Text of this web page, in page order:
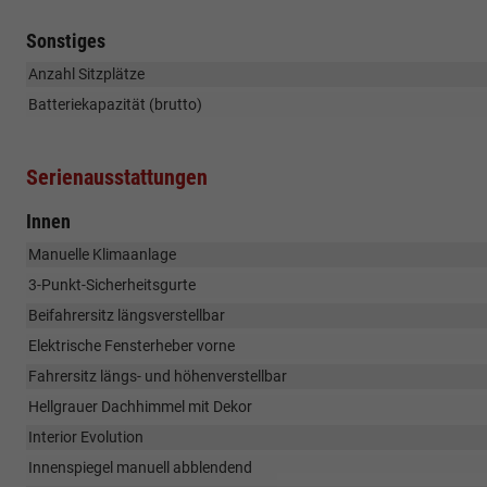
Sonstiges
Anzahl Sitzplätze
Batteriekapazität (brutto)
Serienausstattungen
Innen
Manuelle Klimaanlage
3-Punkt-Sicherheitsgurte
Beifahrersitz längsverstellbar
Elektrische Fensterheber vorne
Fahrersitz längs- und höhenverstellbar
Hellgrauer Dachhimmel mit Dekor
Interior Evolution
Innenspiegel manuell abblendend